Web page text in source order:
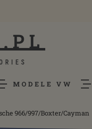
MODELE VW
966/997/Boxter/Cayman